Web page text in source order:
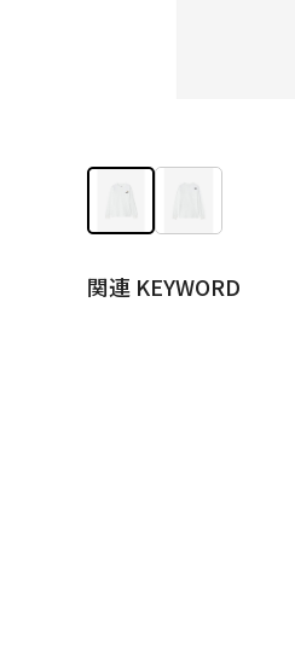
関連 KEYWORD